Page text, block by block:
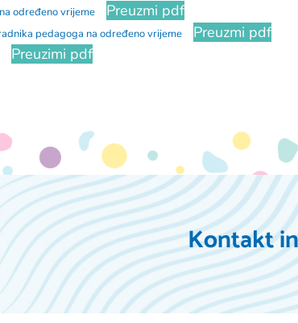
određeno vrijeme Preuzmi pdf
pedagoga na određeno vrijeme Preuzmi pdf
Preuzimi pdf
Kontakt